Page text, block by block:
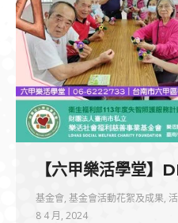
【六甲樂活學堂】
基金會, 基金會活動花絮及成果,
8 4 月, 2024